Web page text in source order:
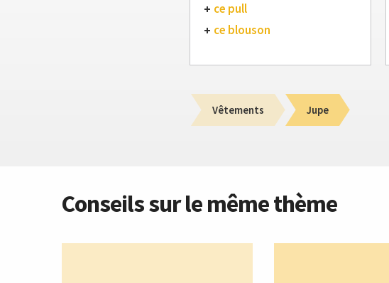
ce pull
ce blouson
Vêtements Jupe
Conseils sur le même thème